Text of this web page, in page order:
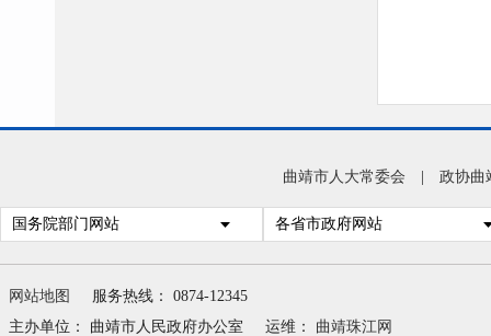
曲靖市人大常委会 政协曲
国务院部门网站 各省市政府网站
网站地图
服务热线： 0874-12345
主办单位： 曲靖市人民政府办公室
运维： 曲靖珠江网